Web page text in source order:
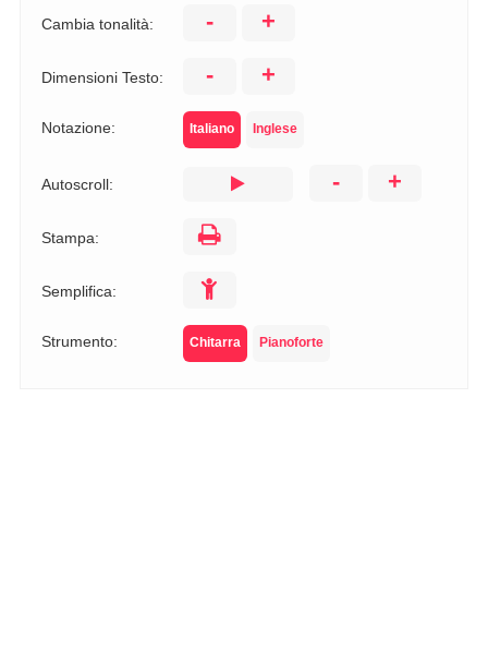
Cambia tonalità: - +
Dimensioni Testo: - +
Notazione: Italiano Inglese
Autoscroll: - +
Stampa:
Semplifica:
Strumento: Chitarra Pianoforte